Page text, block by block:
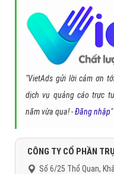
"VietAds gửi lời cảm ơn
dịch vụ quảng cáo trực
năm vừa qua! -Đăng nhập"
CÔNG TY CỔ PHẦN
Số 6/25 Thổ Quan,